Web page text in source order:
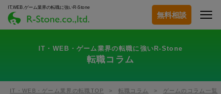
IT,WEB,ゲーム業界の転職に強いR-Stone
無料相談
IT・WEB・ゲーム業界の転職に強いR-Stone
転職コラム
IT・WEB・ゲーム業界の転職TOP 転職コラム ゲームのコラム一覧